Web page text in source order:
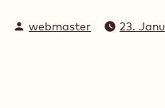
Verfasst
webmaster 23.